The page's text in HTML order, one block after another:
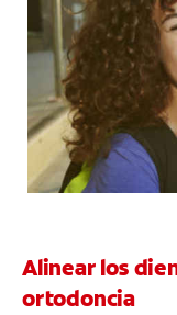
Alinear los
ortodoncia